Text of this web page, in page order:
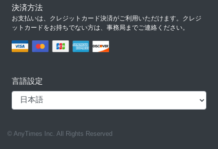
決済方法
お支払いは、クレジットカード決済がご利用いただけます。クレジ
ットカードをお持ちでない方は、事務局までご連絡ください。
言語設定
© AnyTimes Inc. All Rights Reserved